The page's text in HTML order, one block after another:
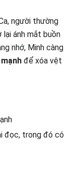
người thường
lại ánh mắt buồn
nhớ, Minh càng
mạnh để xóa vệt
đọc, trong đó có